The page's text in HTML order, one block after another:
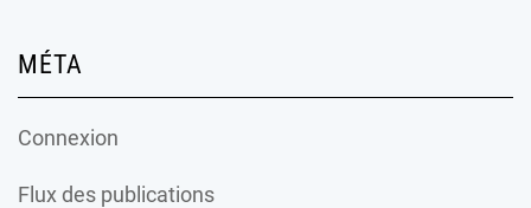
MÉTA
Connexion
Flux des publications